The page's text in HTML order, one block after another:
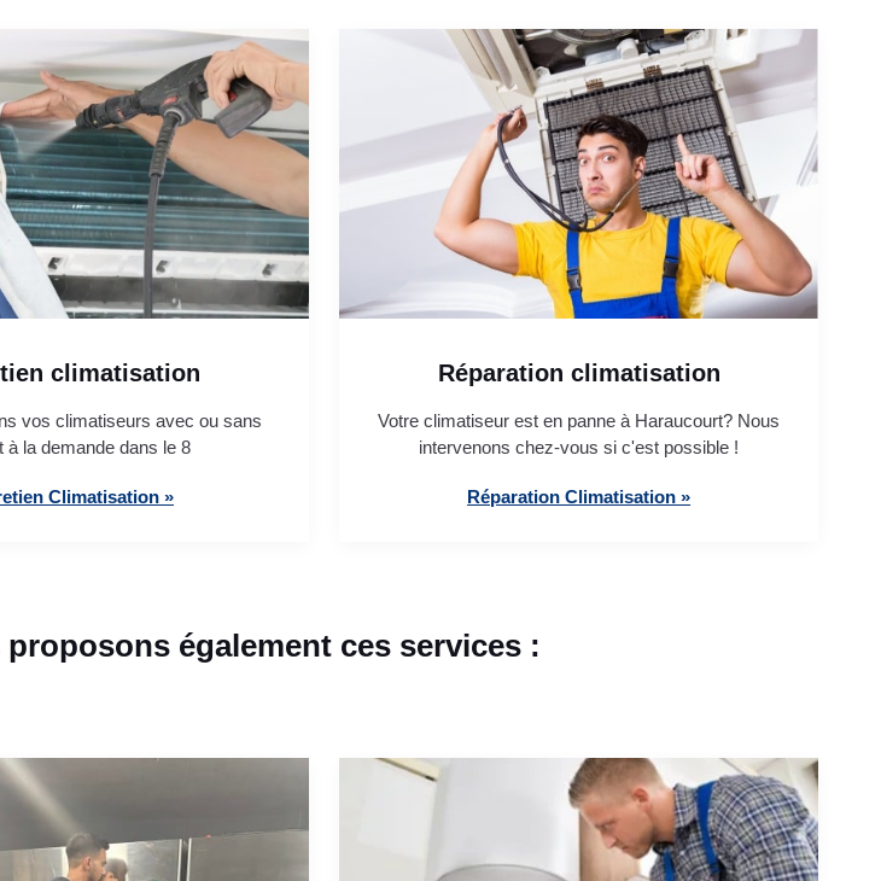
climatisation
vos climatiseurs avec ou sans
à la demande dans le 8
Climatisation »
Réparation climatisation
Votre climatiseur est en panne à Haraucourt? Nous
intervenons chez-vous si c'est possible !
Réparation Climatisation »
également ces services :